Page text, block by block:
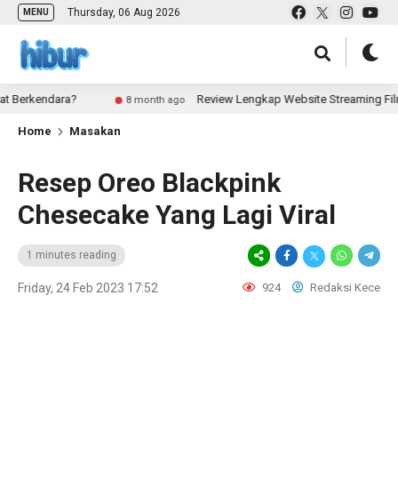
MENU Thursday, 06 Aug 2026
8 month ago Review Lengkap Website Streaming Film:
Home Masakan
Resep Oreo Blackpink
Chesecake Yang Lagi Viral
1 minutes reading
Friday, 24 Feb 2023 17:52 924 Redaksi Kece